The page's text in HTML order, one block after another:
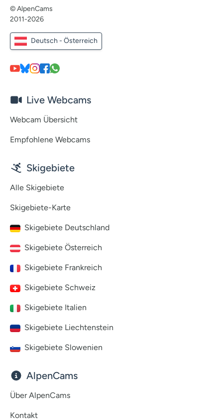
© AlpenCams
2011-2026
Deutsch - Österreich
Live Webcams
Webcam Übersicht
Empfohlene Webcams
Skigebiete
Alle Skigebiete
Skigebiete-Karte
Skigebiete Deutschland
Skigebiete Österreich
Skigebiete Frankreich
Skigebiete Schweiz
Skigebiete Italien
Skigebiete Liechtenstein
Skigebiete Slowenien
AlpenCams
Über AlpenCams
Kontakt